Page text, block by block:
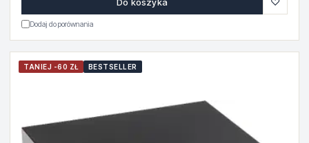
Dodaj do porównania
TANIEJ -60 ZŁ BESTSELLER